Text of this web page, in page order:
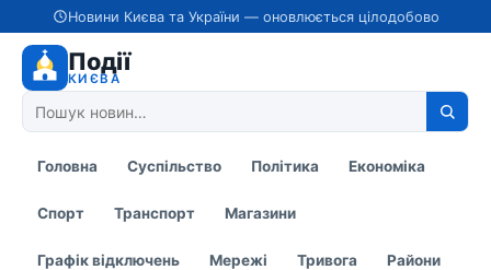
Новини Києва та України — оновлюється цілодобово
Події
КИЄВА
Головна Суспільство Політика Економіка
Спорт Транспорт Магазини
Графік відключень Мережі Тривога Райони